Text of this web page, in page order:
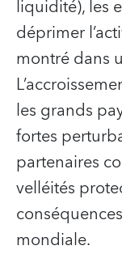
liquidité), les
déprimer
montré dans
les grands
fortes
partenaires
velléités
mondiale.